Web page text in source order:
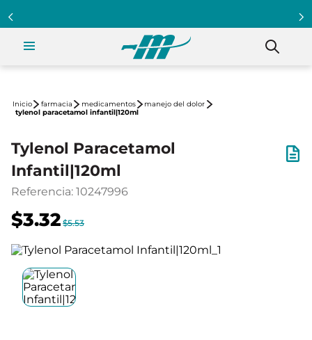
farmacia medicamentos
manejo del dolor
tylenol paracetamol infantil|120ml
Tylenol Paracetamol
Infantil|120ml
Referencia: 10247996
$3.32 $5.53